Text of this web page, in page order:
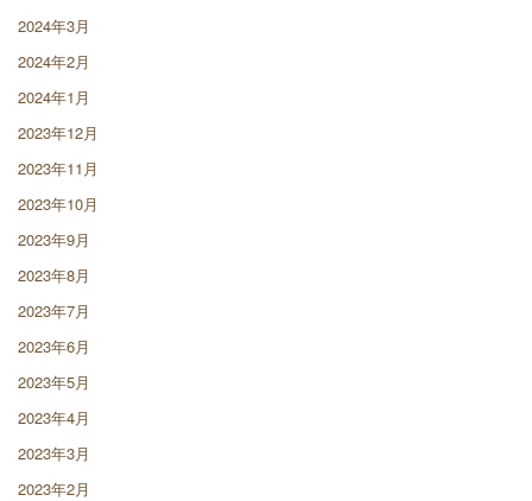
2024年3月
2024年2月
2024年1月
2023年12月
2023年11月
2023年10月
2023年9月
2023年8月
2023年7月
2023年6月
2023年5月
2023年4月
2023年3月
2023年2月